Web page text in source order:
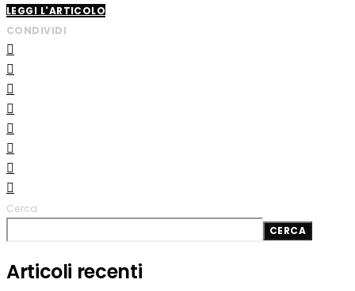
LEGGI L'ARTICOLO
CONDIVIDI
Cerca
CERCA
Articoli recenti